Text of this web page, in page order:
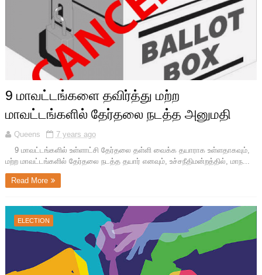
9 மாவட்டங்களை தவிர்த்து மற்ற
மாவட்டங்களில் தேர்தலை நடத்த அனுமதி
Queens
7 years ago
9 மாவட்டங்களில் உள்ளாட்சி தேர்தலை தள்ளி வைக்க தயாராக உள்ளதாகவும்,
மற்ற மாவட்டங்களில் தேர்தலை நடத்த தயார் எனவும், உச்சநீதிமன்றத்தில், மாந...
Read More
ELECTION